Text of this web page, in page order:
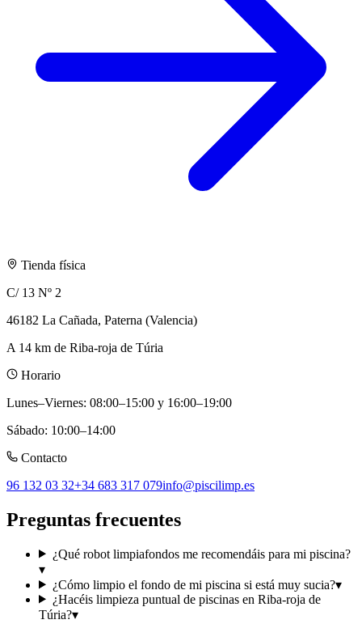
Tienda física
C/ 13 Nº 2
46182 La Cañada, Paterna (Valencia)
A 14 km de Riba-roja de Túria
Horario
Lunes–Viernes: 08:00–15:00 y 16:00–19:00
Sábado: 10:00–14:00
Contacto
96 132 03 32+34 683 317 079info@piscilimp.es
Preguntas frecuentes
¿Qué robot limpiafondos me recomendáis para mi piscina?
▾
¿Cómo limpio el fondo de mi piscina si está muy sucia?▾
¿Hacéis limpieza puntual de piscinas en Riba-roja de
Túria?▾